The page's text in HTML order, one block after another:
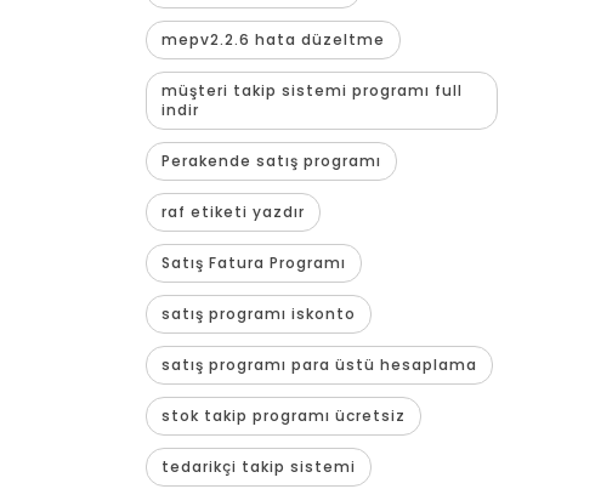
mepv2.2.6 hata düzeltme
müşteri takip sistemi programı full
indir
Perakende satış programı
raf etiketi yazdır
Satış Fatura Programı
satış programı iskonto
satış programı para üstü hesaplama
stok takip programı ücretsiz
tedarikçi takip sistemi